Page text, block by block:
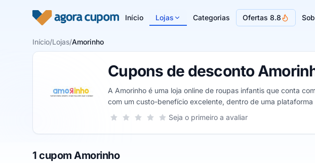
Início Lojas Categorias Ofertas 8.8
Início/Lojas/Amorinho
Cupons de desconto
A Amorinho é uma loja online de roupas infantis que conta
com um custo-benefício excelente, dentro de uma
fornecidas diariamente.
Sua nota para Amorinho, de 1 a 5 estrelas
5 estrelas
4 estrelas
3 estrelas
2 estrelas
1 estrela Seja o primeiro a avaliar
1 cupom Amorinho